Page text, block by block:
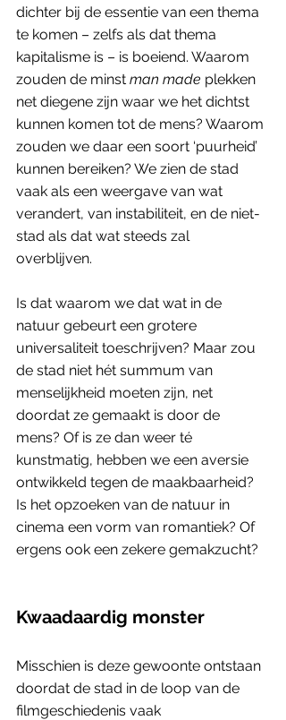
dichter bij de essentie van een thema
te komen – zelfs als dat thema
kapitalisme is – is boeiend. Waarom
zouden de minst man made plekken
net diegene zijn waar we het dichtst
kunnen komen tot de mens? Waarom
zouden we daar een soort ‘puurheid’
kunnen bereiken? We zien de stad
vaak als een weergave van wat
verandert, van instabiliteit, en de niet-
stad als dat wat steeds zal
overblijven.
Is dat waarom we dat wat in de
natuur gebeurt een grotere
universaliteit toeschrijven? Maar zou
de stad niet hét summum van
menselijkheid moeten zijn, net
doordat ze gemaakt is door de
mens? Of is ze dan weer té
kunstmatig, hebben we een aversie
ontwikkeld tegen de maakbaarheid?
Is het opzoeken van de natuur in
cinema een vorm van romantiek? Of
ergens ook een zekere gemakzucht?
Kwaadaardig monster
Misschien is deze gewoonte ontstaan
doordat de stad in de loop van de
filmgeschiedenis vaak